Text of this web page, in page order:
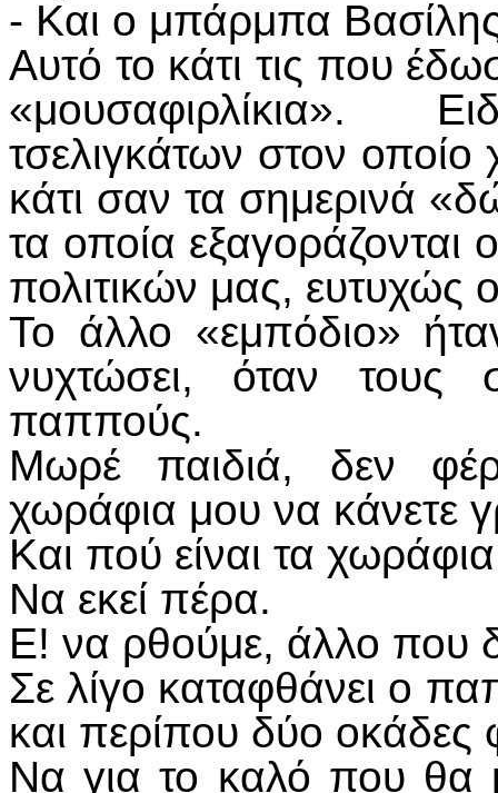
- Και ο μπάρμπα
Αυτό το κάτι τις που
«μουσαφιρλίκια».
τσελιγκάτων στον
κάτι σαν τα σημερινά
τα οποία εξαγοράζονται
πολιτικών μας, ευτυχώς
Το άλλο «εμπόδιο»
νυχτώσει, όταν τους
παππούς.
Μωρέ παιδιά, δεν
χωράφια μου να κάνετε
Και πού είναι τα
Να εκεί πέρα.
Ε! να ρθούμε, άλλο που
Σε λίγο καταφθάνει ο
και περίπου δύο οκάδες
Να για το καλό που θα